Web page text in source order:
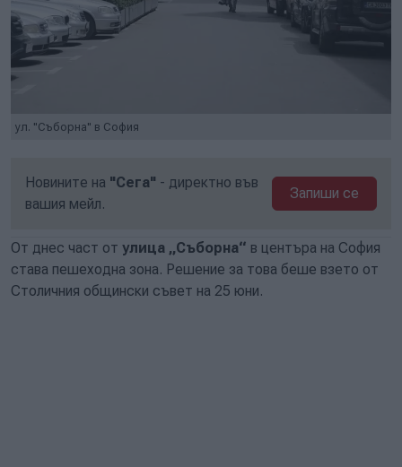
ул. "Съборна" в София
Новините на "Сега" - директно във
вашия мейл.
Запиши се
От днес част от улица „Съборна“ в центъра на София
става пешеходна зона. Решение за това беше взето от
Столичния общински съвет на 25 юни.